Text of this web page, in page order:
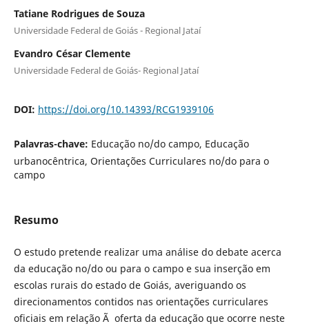
Tatiane Rodrigues de Souza
Universidade Federal de Goiás - Regional Jataí
Evandro César Clemente
Universidade Federal de Goiás- Regional Jataí
DOI: https://doi.org/10.14393/RCG1939106
Palavras-chave: Educação no/do campo, Educação
urbanocêntrica, Orientações Curriculares no/do para o
campo
Resumo
O estudo pretende realizar uma análise do debate acerca
da educação no/do ou para o campo e sua inserção em
escolas rurais do estado de Goiás, averiguando os
direcionamentos contidos nas orientações curriculares
oficiais em relação Ã oferta da educação que ocorre neste